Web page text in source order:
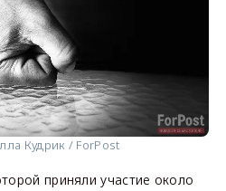
Кудрик / ForPost
приняли участие около